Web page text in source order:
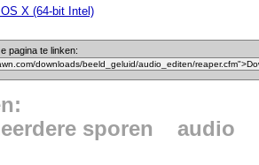
X (64-bit Intel)
pagina te linken:
sporen
audio